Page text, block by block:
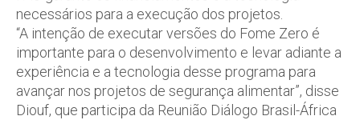
necessários para a execução dos projetos.
“A intenção de executar versões do Fome Zero é
importante para o desenvolvimento e levar adiante a
experiência e a tecnologia desse programa para
avançar nos projetos de segurança alimentar”, disse
Diouf, que participa da Reunião Diálogo Brasil-África